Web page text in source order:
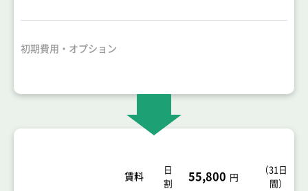
初期費用・オプション
賃料
日
割
55,800 円
（31日
間）